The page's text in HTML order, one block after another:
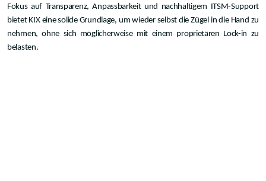
Fokus auf Transparenz, Anpassbarkeit und nachhaltigem ITSM-Support
bietet KIX eine solide Grundlage, um wieder selbst die Zügel in die Hand zu
nehmen, ohne sich möglicherweise mit einem proprietären Lock-in zu
belasten.